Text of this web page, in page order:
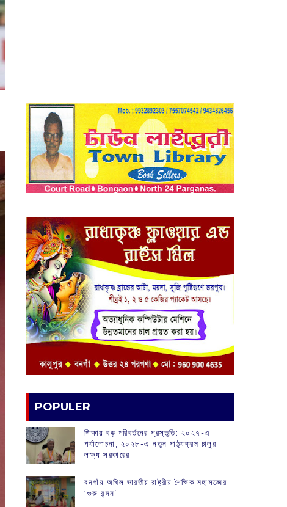
POPULER
শিক্ষায় বড় পরিবর্তনের প্রস্তুতি: ২০২৭-এ
পর্যালোচনা, ২০২৮-এ নতুন পাঠ্যক্রম চালুর
লক্ষ্য সরকারের
বনগাঁয় অখিল ভারতীয় রাষ্ট্রীয় শৈক্ষিক মহাসঙ্ঘের
‘গুরু বন্দন’